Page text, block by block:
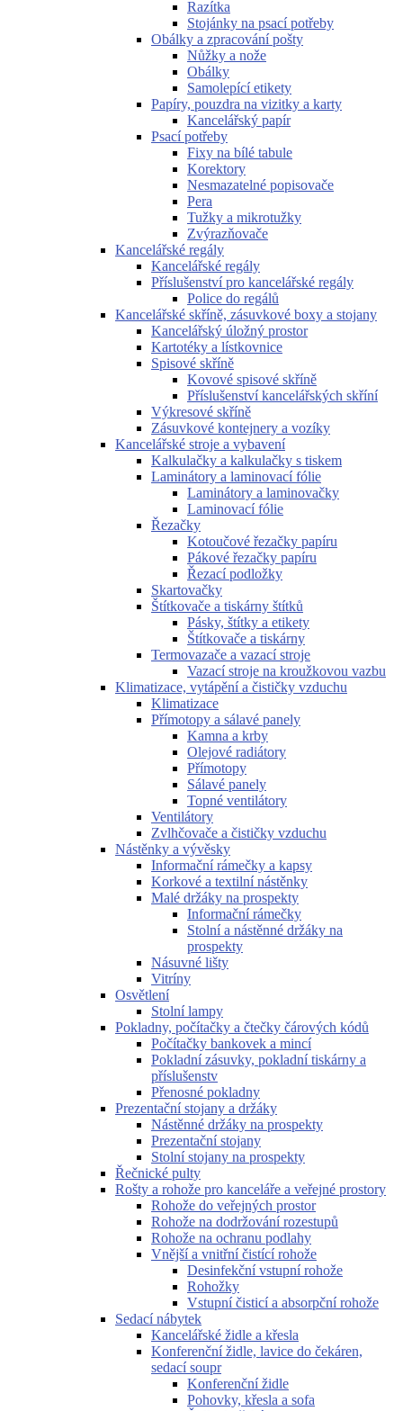
Razítka
Stojánky na psací potřeby
Obálky a zpracování pošty
Nůžky a nože
Obálky
Samolepící etikety
Papíry, pouzdra na vizitky a karty
Kancelářský papír
Psací potřeby
Fixy na bílé tabule
Korektory
Nesmazatelné popisovače
Pera
Tužky a mikrotužky
Zvýrazňovače
Kancelářské regály
Kancelářské regály
Příslušenství pro kancelářské regály
Police do regálů
Kancelářské skříně, zásuvkové boxy a stojany
Kancelářský úložný prostor
Kartotéky a lístkovnice
Spisové skříně
Kovové spisové skříně
Příslušenství kancelářských skříní
Výkresové skříně
Zásuvkové kontejnery a vozíky
Kancelářské stroje a vybavení
Kalkulačky a kalkulačky s tiskem
Laminátory a laminovací fólie
Laminátory a laminovačky
Laminovací fólie
Řezačky
Kotoučové řezačky papíru
Pákové řezačky papíru
Řezací podložky
Skartovačky
Štítkovače a tiskárny štítků
Pásky, štítky a etikety
Štítkovače a tiskárny
Termovazače a vazací stroje
Vazací stroje na kroužkovou vazbu
Klimatizace, vytápění a čističky vzduchu
Klimatizace
Přímotopy a sálavé panely
Kamna a krby
Olejové radiátory
Přímotopy
Sálavé panely
Topné ventilátory
Ventilátory
Zvlhčovače a čističky vzduchu
Nástěnky a vývěsky
Informační rámečky a kapsy
Korkové a textilní nástěnky
Malé držáky na prospekty
Informační rámečky
Stolní a nástěnné držáky na
prospekty
Násuvné lišty
Vitríny
Osvětlení
Stolní lampy
Pokladny, počítačky a čtečky čárových kódů
Počítačky bankovek a mincí
Pokladní zásuvky, pokladní tiskárny a
příslušenstv
Přenosné pokladny
Prezentační stojany a držáky
Nástěnné držáky na prospekty
Prezentační stojany
Stolní stojany na prospekty
Řečnické pulty
Rošty a rohože pro kanceláře a veřejné prostory
Rohože do veřejných prostor
Rohože na dodržování rozestupů
Rohože na ochranu podlahy
Vnější a vnitřní čistící rohože
Desinfekční vstupní rohože
Rohožky
Vstupní čisticí a absorpční rohože
Sedací nábytek
Kancelářské židle a křesla
Konferenční židle, lavice do čekáren,
sedací soupr
Konferenční židle
Pohovky, křesla a sofa